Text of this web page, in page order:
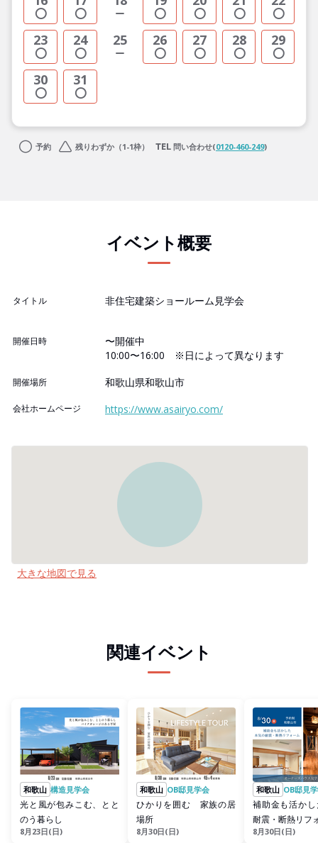
23 24 25 26 27 28 29
30 31
予約 残りわずか（1-1枠） 問い合わせ(0120-460-249)
イベント概要
タイトル 非住宅建築ショールーム見学会
開催日時
〜開催中
10:00〜16:00 ※日によって異なります
開催場所 和歌山県和歌山市
会社ホームページ https://www.asairyo.com/
大きな地図で見る
関連イベント
和歌山 構造見学会
光と風が包みこむ、とと
のう暮らし
8月23日(日)
和歌山 OB邸見学会
ひかりを囲む 家族の居
場所
8月30日(日)
和歌山 OB邸見
補助金も活か
耐震・断熱リフ
8月30日(日)